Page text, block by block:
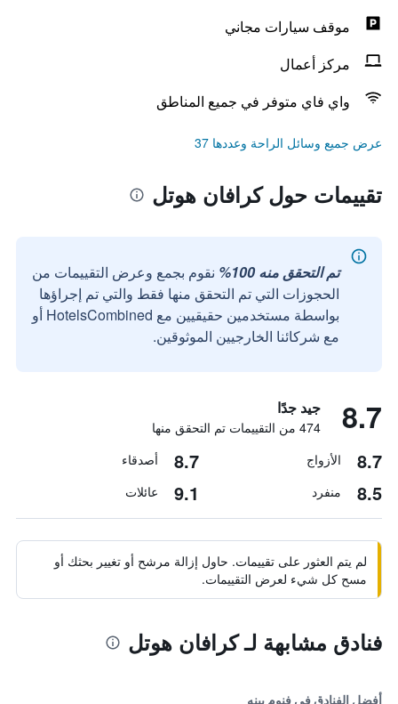
موقف سيارات مجاني
مركز أعمال
واي فاي متوفر في جميع المناطق
عرض جميع وسائل الراحة وعددها 37
تقييمات حول كرافان هوتل
تم التحقق منه 100%
نقوم بجمع وعرض التقييمات من
الحجوزات التي تم التحقق منها فقط والتي تم إجراؤها
بواسطة مستخدمين حقيقيين مع HotelsCombined أو
مع شركائنا الخارجيين الموثوقين.
8.7 جيد جدًا
474 من التقييمات تم التحقق منها
8.7 الأزواج 8.7 أصدقاء
8.5 منفرد 9.1 عائلات
لم يتم العثور على تقييمات. حاول إزالة مرشح أو تغيير بحثك أو
مسح كل شيء لعرض التقييمات.
فنادق مشابهة لـ كرافان هوتل
أفضل الفنادق في فنوم بينه